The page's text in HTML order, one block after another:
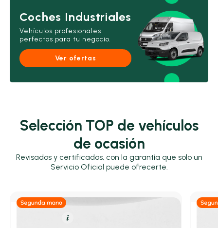
Coches Industriales
Vehículos profesionales
perfectos para tu negocio.
Ver ofertas
Selección TOP de vehículos
de ocasión
Revisados y certificados, con la garantía que solo un
Servicio Oficial puede ofrecerte.